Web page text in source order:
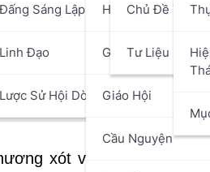
Đấng Sáng Lập
Linh Đạo
Lược Sử Hội Dòng
Hội Dòng
Chủ Đề Tháng
Tư Liệu
Giáo Phận
Giáo Hội
Cầu Nguyện
Khâm
xót và ban cho Chị